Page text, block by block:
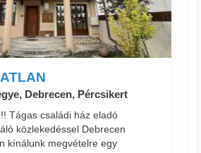
Debrecen, Pércsikert
Tágas családi ház eladó
közlekedéssel Debrecen
kínálunk megvételre egy